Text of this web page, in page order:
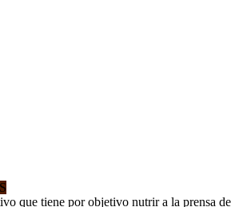
que tiene por objetivo nutrir a la prensa de